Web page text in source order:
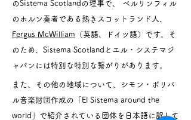
のSistema Scotlandの理事で、 ベルリンフィル
のホルン奏者である熱きスコットランド人、
Fergus McWilliam （英語、ドイツ語）です。そ
のため、Sistema Scotlandとエル・システマジ
ャパンには特別な特別な繋がりがあります。
また、​その他の地域について、シモン・ボリバ
ル音楽財団作成の「El Sistema around the
world」で紹介されている団体を日本語に訳して